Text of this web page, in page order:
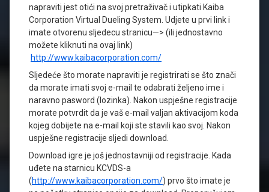
napraviti jest otići na svoj pretraživač i utipkati Kaiba
Corporation Virtual Dueling System. Udjete u prvi link i
imate otvorenu sljedecu stranicu—> (ili jednostavno
možete kliknuti na ovaj link)
http://www.kaibacorporation.com/
Sljedeće što morate napraviti je registrirati se što znači
da morate imati svoj e-mail te odabrati željeno ime i
naravno pasword (lozinka). Nakon uspješne registracije
morate potvrdit da je vaš e-mail valjan aktivacijom koda
kojeg dobijete na e-mail koji ste stavili kao svoj. Nakon
uspješne registracije sljedi download.
Download igre je još jednostavniji od registracije. Kada
uđete na starnicu KCVDS-a
(http://www.kaibacorporation.com/) prvo što imate je